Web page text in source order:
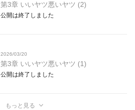
第3章 いいヤツ悪いヤツ (2)
公開は終了しました
2026/03/20
第3章 いいヤツ悪いヤツ (1)
公開は終了しました
もっと見る